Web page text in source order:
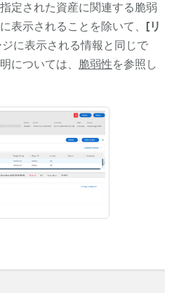
定された資産に関連する脆弱
表示されることを除いて、 [リ
に表示される情報と同じで
については、 脆弱性を参照し